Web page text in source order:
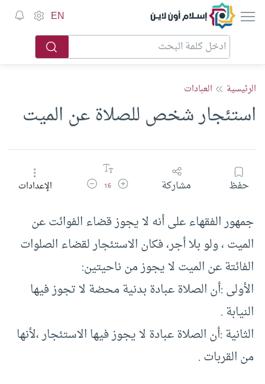
إسلام أون لاين EN
الرئيسية العبادات
استئجار شخص للصلاة عن الميت
حفظ مشاركة زيادة حجم الخط
16 تقليل حجم الخطالإعدادات
جمهور الفقهاء على أنه لا يجوز قضاء الفوائت عن
الميت ، ولو بلا أجر، فكان الاستئجار لقضاء الصلوات
الفائتة عن الميت لا يجوز من ناحيتين:
الأولى :أن الصلاة عبادة بدنية محضة لا تجوز فيها
النيابة .
الثانية :أن الصلاة عبادة لا يجوز فيها الاستئجار ،لأنها
من القربات .